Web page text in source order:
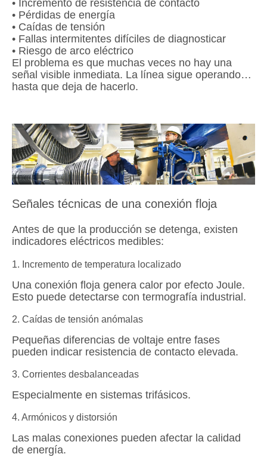
• Incremento de resistencia de contacto
• Pérdidas de energía
• Caídas de tensión
• Fallas intermitentes difíciles de diagnosticar
• Riesgo de arco eléctrico
El problema es que muchas veces no hay una
señal visible inmediata. La línea sigue operando…
hasta que deja de hacerlo.
Señales técnicas de una conexión floja
Antes de que la producción se detenga, existen
indicadores eléctricos medibles:
1. Incremento de temperatura localizado
Una conexión floja genera calor por efecto Joule.
Esto puede detectarse con termografía industrial.
2. Caídas de tensión anómalas
Pequeñas diferencias de voltaje entre fases
pueden indicar resistencia de contacto elevada.
3. Corrientes desbalanceadas
Especialmente en sistemas trifásicos.
4. Armónicos y distorsión
Las malas conexiones pueden afectar la calidad
de energía.